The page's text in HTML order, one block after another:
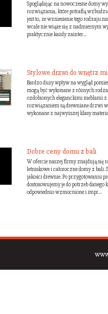
Spoglądając na nowoczesne domy
rozwiązania, które potrafią
jest to, że wzniesienie tego rodzaju
wcale nie wiąże się z nadmiernym
praktycznie każdy zainter...
Stylowe drzwi do wnętrz
Bardzo duży wpływ na wygląd
mogą być wykonane z różnych
ozdobionych eleganckimi meblami
rozwiązaniem są drewniane drzwi
wykonane z najwyższej klasy
Dobre ceny domu z bali
W ofercie naszej firmy znajdują się
letniskowe i całoroczne domy z
jakości drewnie. Po przygotowaniu
dostosowujemy je do potrzeb danego
odpowiednio wzmocnione i impr...